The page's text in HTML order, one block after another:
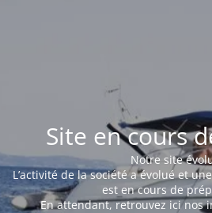
Site en cours
Notre site
L’activité de la société a évolué et
est en cours de
En attendant, retrouvez ici nos